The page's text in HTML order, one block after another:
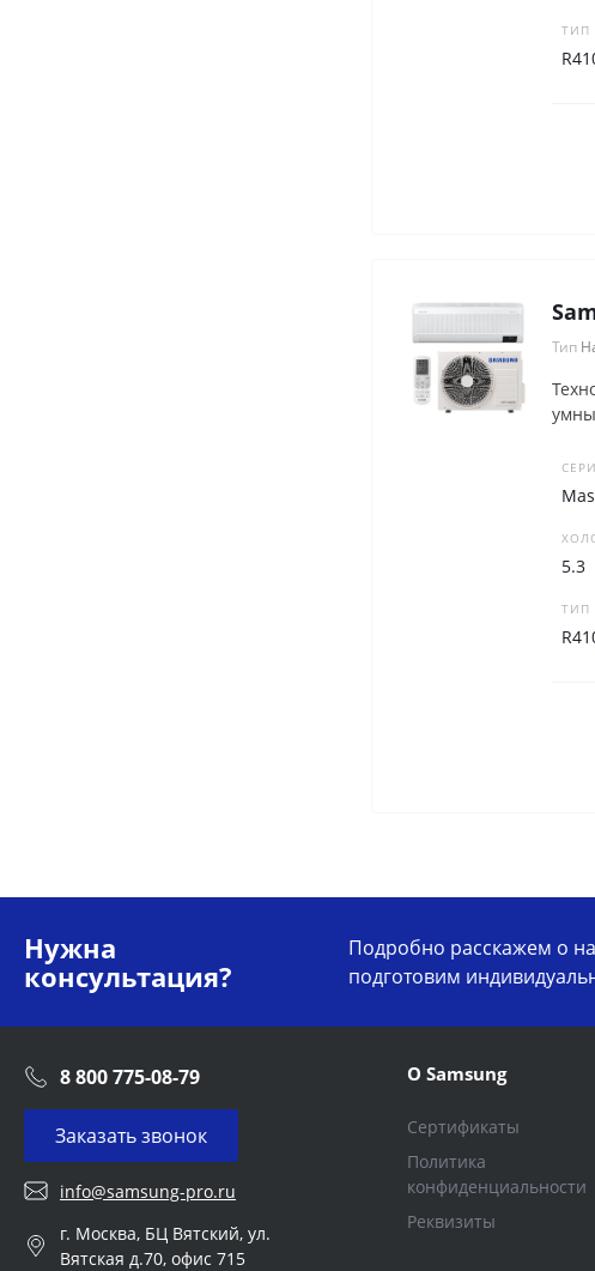
ТИП
Тип
5.3
ТИП
Нужна
консультация?
Подробно расскажем о
подготовим
8 800 775-08-79
Заказать звонок
info@samsung-pro.ru
г. Москва, БЦ Вятский, ул.
Вятская д.70, офис 715
О Samsung
Сертификаты
Политика
конфиденциальности
Реквизиты